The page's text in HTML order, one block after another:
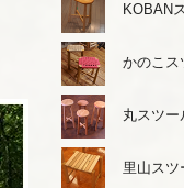
KOBAN
かのこス
丸スツー
里山スツ